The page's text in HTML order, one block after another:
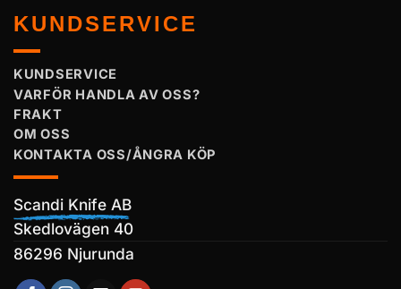
KUNDSERVICE
KUNDSERVICE
VARFÖR HANDLA AV OSS?
FRAKT
OM OSS
KONTAKTA OSS/ÅNGRA KÖP
Scandi Knife AB
Skedlovägen 40
86296 Njurunda